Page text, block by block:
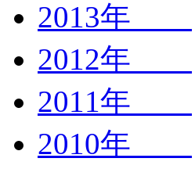
2013年
2012年
2011年
2010年